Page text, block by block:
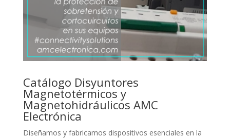
Catálogo Disyuntores
Magnetotérmicos y
Magnetohidráulicos AMC
Electrónica
Diseñamos y fabricamos dispositivos esenciales en la